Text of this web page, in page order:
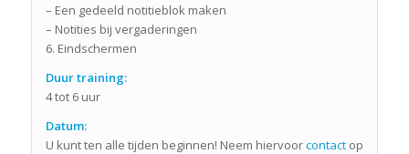
– Een gedeeld notitieblok maken
– Notities bij vergaderingen
6. Eindschermen
Duur training:
4 tot 6 uur
Datum:
U kunt ten alle tijden beginnen! Neem hiervoorcontactop